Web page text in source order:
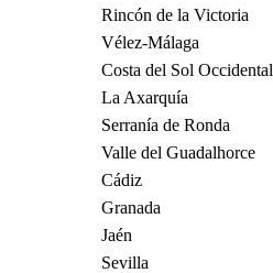
Rincón de la Victoria
Vélez-Málaga
Costa del Sol Occidental
La Axarquía
Serranía de Ronda
Valle del Guadalhorce
Cádiz
Granada
Jaén
Sevilla